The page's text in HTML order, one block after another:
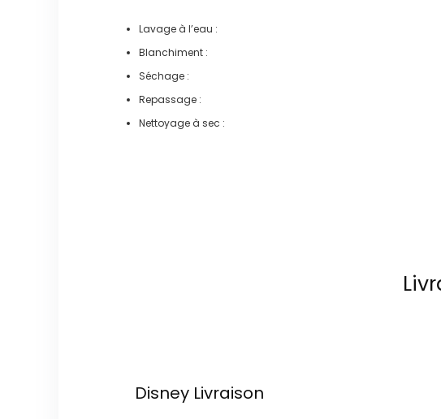
Lavage à l’eau :
Blanchiment :
Séchage :
Repassage :
Nettoyage à sec :
DisneyLivraison